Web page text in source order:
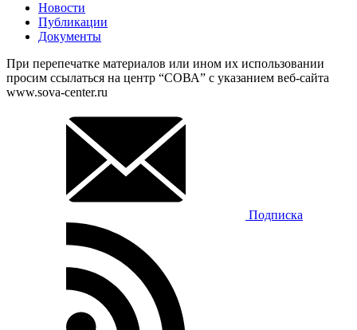
Новости
Публикации
Документы
При перепечатке материалов или ином их использовании
просим ссылаться на центр “СОВА” с указанием веб-сайта
www.sova-center.ru
Подписка